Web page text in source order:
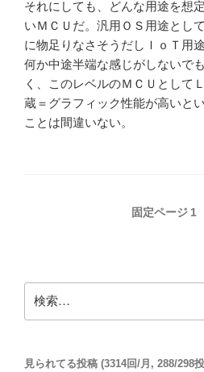
それにしても、どんな用途を想
いＭＣＵだ。汎用ＯＳ用途とし
に物足りなさそうだしＩｏＴ用
何か中途半端な感じがしないで
く、このレベルのＭＣＵとして
蔵＝グラフィック性能が高いと
ことは間違いない。
ー
ジ
り
固定ページ 1
索:
見られてる投稿 (3314回/月, 288/298